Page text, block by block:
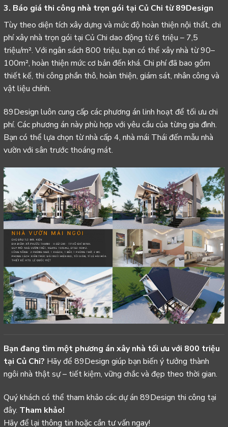
3. Báo giá thi công nhà trọn gói tại Củ Chi từ 89Design
Tùy theo diện tích xây dựng và mức độ hoàn thiện nội thất, chi
phí xây nhà trọn gói tại Củ Chi dao động từ 6 triệu – 7,5
triệu/m². Với ngân sách 800 triệu, bạn có thể xây nhà từ 90–
100m², hoàn thiện mức cơ bản đến khá. Chi phí đã bao gồm
thiết kế, thi công phần thô, hoàn thiện, giám sát, nhân công và
vật liệu chính.
89Design luôn cung cấp các phương án linh hoạt để tối ưu chi
phí. Các phương án này phù hợp với yêu cầu của từng gia đình.
Bạn có thể lựa chọn từ nhà cấp 4, nhà mái Thái đến mẫu nhà
vườn với sân trước thoáng mát.
Bạn đang tìm một phương án xây nhà tối ưu với 800 triệu
tại Củ Chi? Hãy để 89Design giúp bạn biến ý tưởng thành
ngôi nhà thật sự – tiết kiệm, vững chắc và đẹp theo thời gian.
Quý khách có thể tham khảo các dự án 89Design thi công tại
đây. Tham khảo!
Hãy để lại thông tin hoặc cần tư vấn ngay!